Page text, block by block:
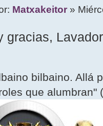
Matxakeitor »
gracias,
bilbaino. Allá
que alumbran"